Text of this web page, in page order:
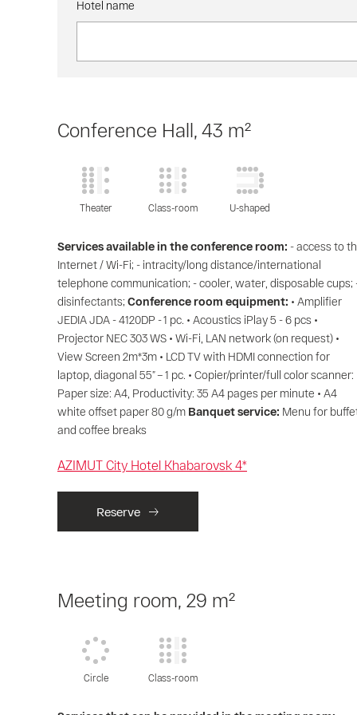
Hotel name
Conference Hall, 43 m²
Theater Class-room U-shaped
Services available in the conference room: - access to
Internet / Wi-Fi; - intracity/long distance/international
telephone communication; - cooler, water, disposable cups;
disinfectants; Conference room equipment: • Amplifier
JEDIA JDA - 4120DP - 1 pc. • Acoustics iPlay 5 - 6 pcs •
Projector NEC 303 WS • Wi-Fi, LAN network (on request) •
View Screen 2m*3m • LCD TV with HDMI connection for
laptop, diagonal 55” – 1 pc. • Copier/printer/full color scanner:
Paper size: A4, Productivity: 35 A4 pages per minute • A4
white offset paper 80 g/m Banquet service: Menu for
and coffee breaks
AZIMUT City Hotel Khabarovsk 4*
Reserve
Meeting room, 29 m²
Circle Class-room